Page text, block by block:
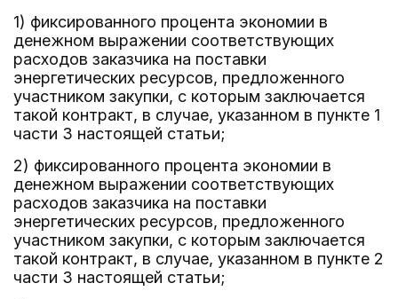
1) фиксированного процента экономии в
денежном выражении соответствующих
расходов заказчика на поставки
энергетических ресурсов, предложенного
участником закупки, с которым заключается
такой контракт, в случае, указанном в пункте 1
части 3 настоящей статьи;
2) фиксированного процента экономии в
денежном выражении соответствующих
расходов заказчика на поставки
энергетических ресурсов, предложенного
участником закупки, с которым заключается
такой контракт, в случае, указанном в пункте 2
части 3 настоящей статьи;